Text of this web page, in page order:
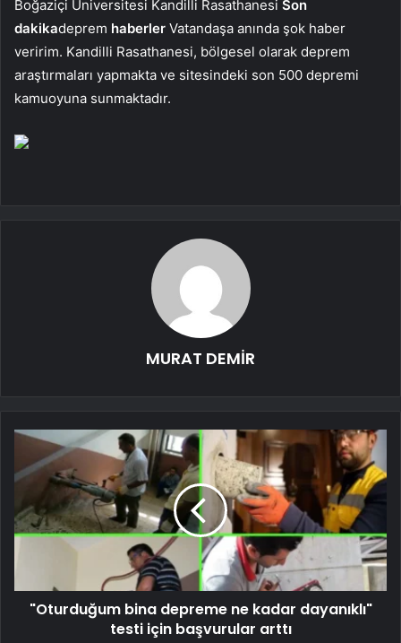
Boğaziçi Üniversitesi Kandilli Rasathanesi Son
dakikadeprem haberler Vatandaşa anında şok haber
veririm. Kandilli Rasathanesi, bölgesel olarak deprem
araştırmaları yapmakta ve sitesindeki son 500 depremi
kamuoyuna sunmaktadır.
MURAT DEMİR
"Oturduğum bina depreme ne kadar dayanıklı"
testi için başvurular arttı